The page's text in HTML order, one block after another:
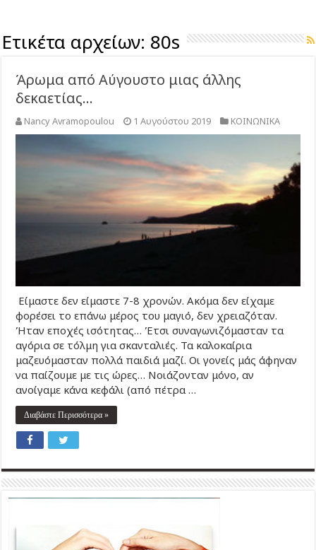
Ετικέτα αρχείων: 80s
Άρωμα από Αύγουστο μιας άλλης
δεκαετίας…
Nancy Avramopoulou 1 Αυγούστου 2019 ΚΟΙΝΩΝΙΚΑ
Είμαστε δεν είμαστε 7-8 χρονών. Ακόμα δεν είχαμε
φορέσει το επάνω μέρος του μαγιό, δεν χρειαζόταν.
Ήταν εποχές ισότητας… Έτσι συναγωνιζόμασταν τα
αγόρια σε τόλμη για σκανταλιές. Τα καλοκαίρια
μαζευόμασταν πολλά παιδιά μαζί. Οι γονείς μάς άφηναν
να παίζουμε με τις ώρες… Νοιάζονταν μόνο, αν
ανοίγαμε κάνα κεφάλι (από πέτρα …
Διαβάστε Περισσότερα »